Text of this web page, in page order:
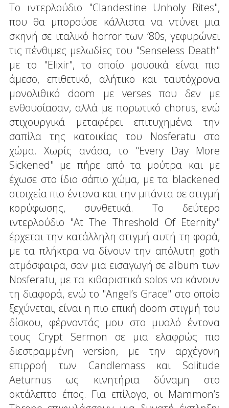
Το ιντερλούδιο "Clandestine Unholy Rites",
που θα μπορούσε κάλλιστα να ντύνει μια
σκηνή σε ιταλικό horror των ‘80s, γεφυρώνει
τις πένθιμες μελωδίες του "Senseless Death"
με το "Elixir", το οποίο μουσικά είναι πιο
άμεσο, επιθετικό, αλήτικο και ταυτόχρονα
μονολιθικό doom με verses που δεν με
ενθουσίασαν, αλλά με πορωτικό chorus, ενώ
στιχουργικά μεταφέρει επιτυχημένα την
σαπίλα της κατοικίας του Nosferatu στο
χώμα. Χωρίς ανάσα, το "Every Day More
Sickened" με πήρε από τα μούτρα και με
έχωσε στο ίδιο σάπιο χώμα, με τα blackened
στοιχεία πιο έντονα και την μπάντα σε στιγμή
κορύφωσης, συνθετικά. Το δεύτερο
ιντερλούδιο "At The Threshold Of Eternity"
έρχεται την κατάλληλη στιγμή αυτή τη φορά,
με τα πλήκτρα να δίνουν την απόλυτη goth
ατμόσφαιρα, σαν μια εισαγωγή σε album των
Nosferatu, με τα κιθαριστικά solos να κάνουν
τη διαφορά, ενώ το "Angel’s Grace" στο οποίο
ξεχύνεται, είναι η πιο επική doom στιγμή του
δίσκου, φέρνοντάς μου στο μυαλό έντονα
τους Crypt Sermon σε μια ελαφρώς πιο
διεστραμμένη version, με την αρχέγονη
επιρροή των Candlemass και Solitude
Aeturnus ως κινητήρια δύναμη στο
οκτάλεπτο έπος. Για επίλογο, οι Mammon’s